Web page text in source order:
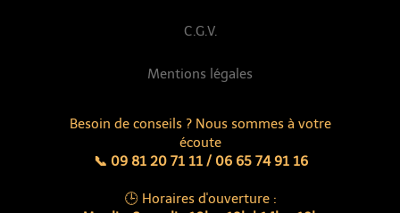
Besoin de conseils ? Nous sommes à votre
écoute
📞 09 81 20 71 11 / 06 65 74 91 16
🕒 Horaires d'ouverture :
Mentions légales
C.G.V.